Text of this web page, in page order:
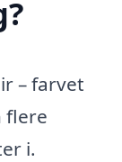
– farvet
flere
i.